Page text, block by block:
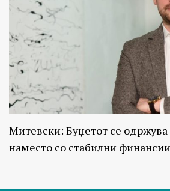
Митевски: Буџетот се
наместо со стабилни финансии